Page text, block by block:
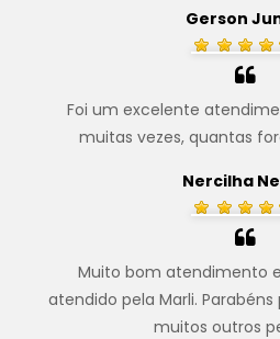
Gerson
Foi um excelente
muitas vezes, quantas
Nercilha
Muito bom atendimento
atendido pela Marli.
muitos outros